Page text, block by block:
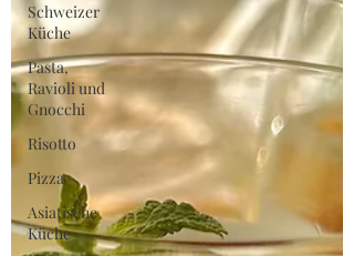
Schweizer
Küche
Pasta,
Ravioli und
Gnocchi
Risotto
Pizza
Asiatische
Küche